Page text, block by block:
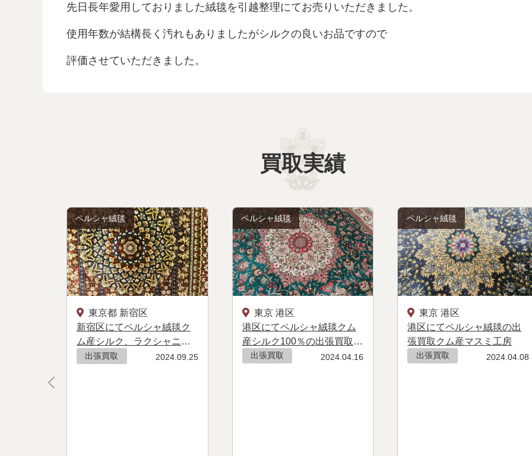
先日長年愛用しておりました絨毯を引越整理にてお売りいただきました。
使用年数が結構長く汚れもありましたがシルクの良いお品ですので
評価させていただきました。
買取実績
東京都 新宿区
新宿区にてペルシャ絨毯ク
ム産シルク、ラクシャニ工
房の出張買取
出張買取 2024.09.25
ペルシャ絨毯
東京 港区
港区にてペルシャ絨毯クム
産シルク100％の出張買取で
した！
出張買取 2024.04.16
ペルシャ絨毯
東京 港区
港区にてペルシャ絨毯の出
張買取クム産マスミ工房
出張買取 2024.04.08
ペルシャ絨毯